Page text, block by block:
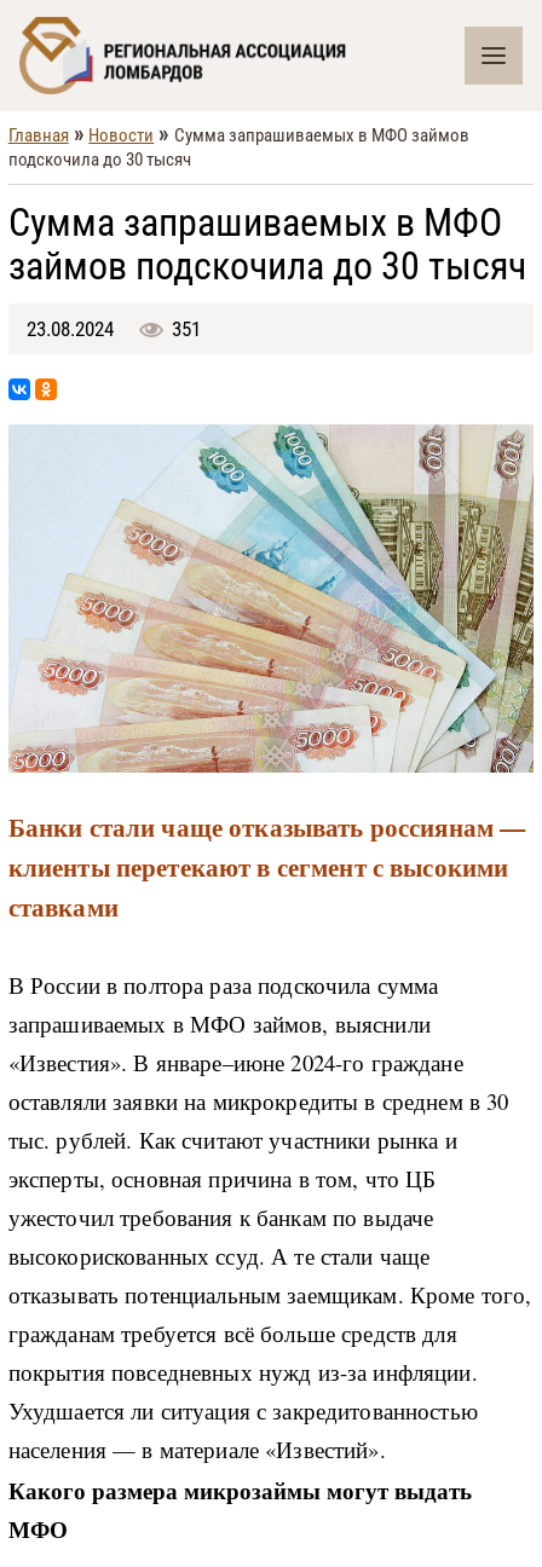
Главная » Новости » Сумма запрашиваемых в МФО займов
подскочила до 30 тысяч
Сумма запрашиваемых в МФО
займов подскочила до 30 тысяч
23.08.2024 351
Банки стали чаще отказывать россиянам —
клиенты перетекают в сегмент с высокими
ставками
В России в полтора раза подскочила сумма
запрашиваемых в МФО займов, выяснили
«Известия». В январе–июне 2024-го граждане
оставляли заявки на микрокредиты в среднем в 30
тыс. рублей. Как считают участники рынка и
эксперты, основная причина в том, что ЦБ
ужесточил требования к банкам по выдаче
высокорискованных ссуд. А те стали чаще
отказывать потенциальным заемщикам. Кроме того,
гражданам требуется всё больше средств для
покрытия повседневных нужд из-за инфляции.
Ухудшается ли ситуация с закредитованностью
населения — в материале «Известий».
Какого размера микрозаймы могут выдать
МФО